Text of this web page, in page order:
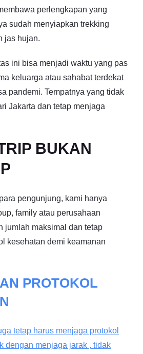
perlengkapan yang
sudah menyiapkan trekking
jas hujan.
ini bisa menjadi waktu yang pas
keluarga atau sahabat terdekat
pandemi. Tempatnya yang tidak
Jakarta dan tetap menjaga
BUKAN
pengunjung, kami hanya
family atau perusahaan
jumlah maksimal dan tetap
kesehatan demi keamanan
PROTOKOL
tetap harus menjaga protokol
dengan menjaga jarak , tidak